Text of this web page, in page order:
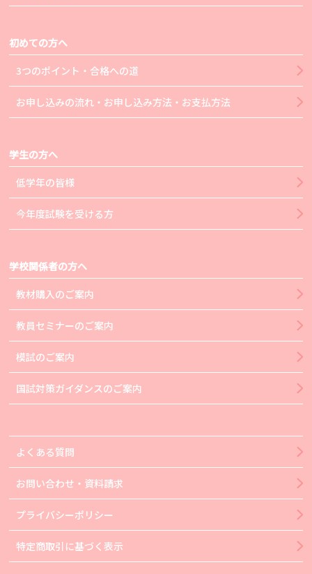
初めての方へ
3つのポイント・合格への道
お申し込みの流れ・お申し込み方法・お支払方法
学生の方へ
低学年の皆様
今年度試験を受ける方
学校関係者の方へ
教材購入のご案内
教員セミナーのご案内
模試のご案内
国試対策ガイダンスのご案内
よくある質問
お問い合わせ・資料請求
プライバシーポリシー
特定商取引に基づく表示